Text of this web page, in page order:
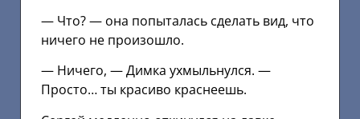
— Что? — она попыталась сделать вид, что
ничего не произошло.
— Ничего, — Димка ухмыльнулся. —
Просто… ты красиво краснеешь.